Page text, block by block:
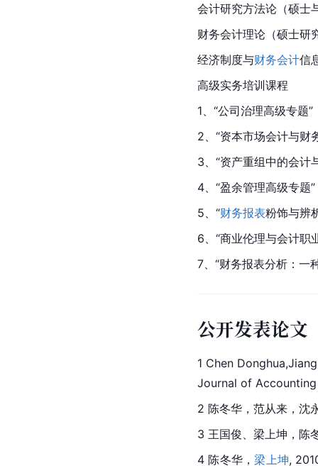
会计研究方法论（硕士
财务会计理论（硕士研
经济制度与财务会计信
高级实务培训课程
1、“公司治理高级专题”
2、“资本市场会计与财
3、“资产重组中的会计
4、“盈余管理高级专题
5、“财务报表粉饰与辨
6、“商业伦理与会计职
7、“财务报表分析：一
公开发表论文
1 Chen
Journal of
2 陈冬华， 范从来 ， 沈
3 王国俊、 梁上坤 ，
4 陈冬华，梁上坤,